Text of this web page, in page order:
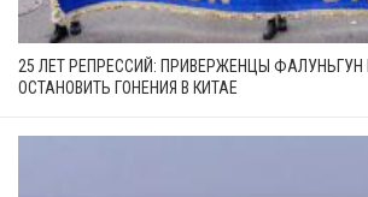
25 ЛЕТ РЕПРЕССИЙ: ПРИВЕРЖЕНЦЫ
ОСТАНОВИТЬ ГОНЕНИЯ В КИТАЕ